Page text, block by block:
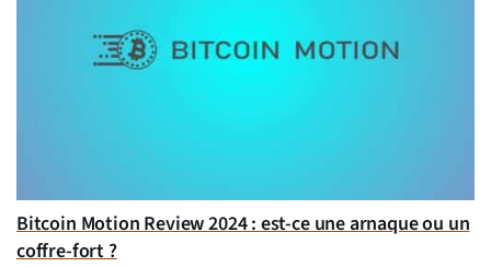
Bitcoin Motion Review 2024 : est-ce une arnaque ou un
coffre-fort ?